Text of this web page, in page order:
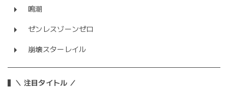
鳴潮
ゼンレスゾーンゼロ
崩壊スターレイル
＼ 注目タイトル ／